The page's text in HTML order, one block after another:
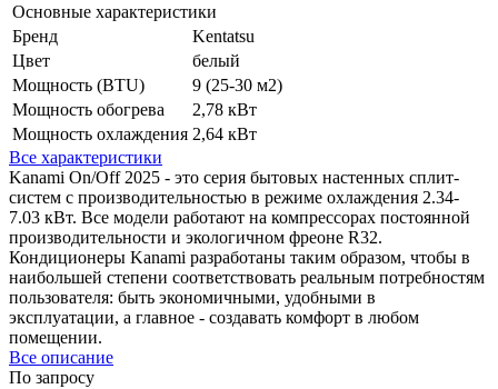
Основные характеристики
Бренд
Kentatsu
Цвет
белый
Мощность (BTU)
9 (25-30 м2)
Мощность обогрева
2,78 кВт
Мощность охлаждения 2,64 кВт
Все характеристики
Kanami On/Off 2025 - это серия бытовых настенных сплит-
систем с производительностью в режиме охлаждения 2.34-
7.03 кВт. Все модели работают на компрессорах постоянной
производительности и экологичном фреоне R32.
Кондиционеры Kanami разработаны таким образом, чтобы в
наибольшей степени соответствовать реальным потребностям
пользователя: быть экономичными, удобными в
эксплуатации, а главное - создавать комфорт в любом
помещении.
Все описание
По запросу